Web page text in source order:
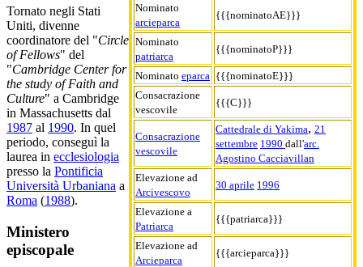
Nominato
arcieparca
{{{nominatoAE}}}
Nominato
patriarca
{{{nominatoP}}}
Nominato eparca {{{nominatoE}}}
Consacrazione
vescovile
{{{C}}}
Consacrazione
vescovile
Cattedrale di Yakima, 21
settembre 1990 dall'arc.
Agostino Cacciavillan
Elevazione ad
Arcivescovo
30 aprile 1996
Elevazione a
Patriarca
{{{patriarca}}}
Elevazione ad
Arcieparca
{{{arcieparca}}}
Tornato negli Stati
Uniti, divenne
coordinatore del "Circle
of Fellows" del
"Cambridge Center for
the study of Faith and
Culture" a Cambridge
in Massachusetts dal
1987 al 1990. In quel
periodo, conseguì la
laurea in ecclesiologia
presso la Pontificia
Università Urbaniana a
Roma (1988).
Ministero
episcopale